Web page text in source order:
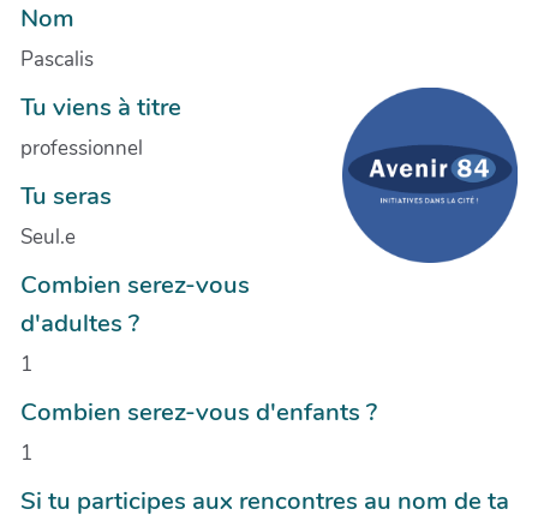
Nom
Pascalis
Tu viens à titre
professionnel
Tu seras
Seul.e
Combien serez-vous
d'adultes ?
1
Combien serez-vous d'enfants ?
1
Si tu participes aux rencontres au nom de ta